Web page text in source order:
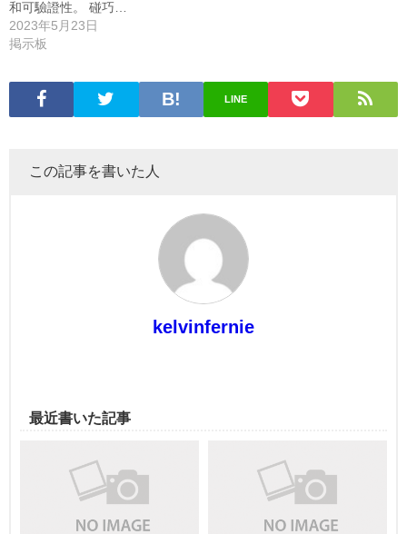
和可驗證性。 碰巧…
2023年5月23日
掲示板
LINE
この記事を書いた人
kelvinfernie
最近書いた記事